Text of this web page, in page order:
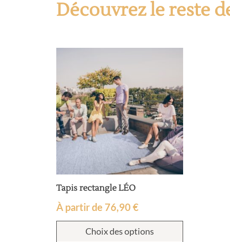
Découvrez le reste
Tapis rectangle LÉO
À partir de 76,90 €
Choix des options